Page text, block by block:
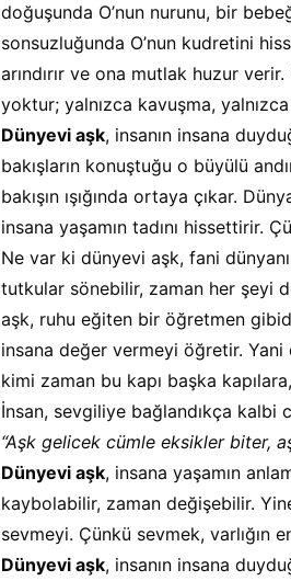
doğuşunda O’nun nurunu, bir
sonsuzluğunda O’nun kudretini
arındırır ve ona mutlak huzur
yoktur; yalnızca kavuşma,
Dünyevi aşk, insanın insana
bakışların konuştuğu o büyülü
bakışın ışığında ortaya çıkar.
insana yaşamın tadını hissettirir.
Ne var ki dünyevi aşk, fani
tutkular sönebilir, zaman her şeyi
aşk, ruhu eğiten bir öğretmen
insana değer vermeyi öğretir. Yani
kimi zaman bu kapı başka
İnsan, sevgiliye bağlandıkça kalbi
“Aşk gelicek cümle eksikler biter,
Dünyevi aşk, insana yaşamın
kaybolabilir, zaman değişebilir.
sevmeyi. Çünkü sevmek, varlığın
Dünyevi aşk, insanın insana